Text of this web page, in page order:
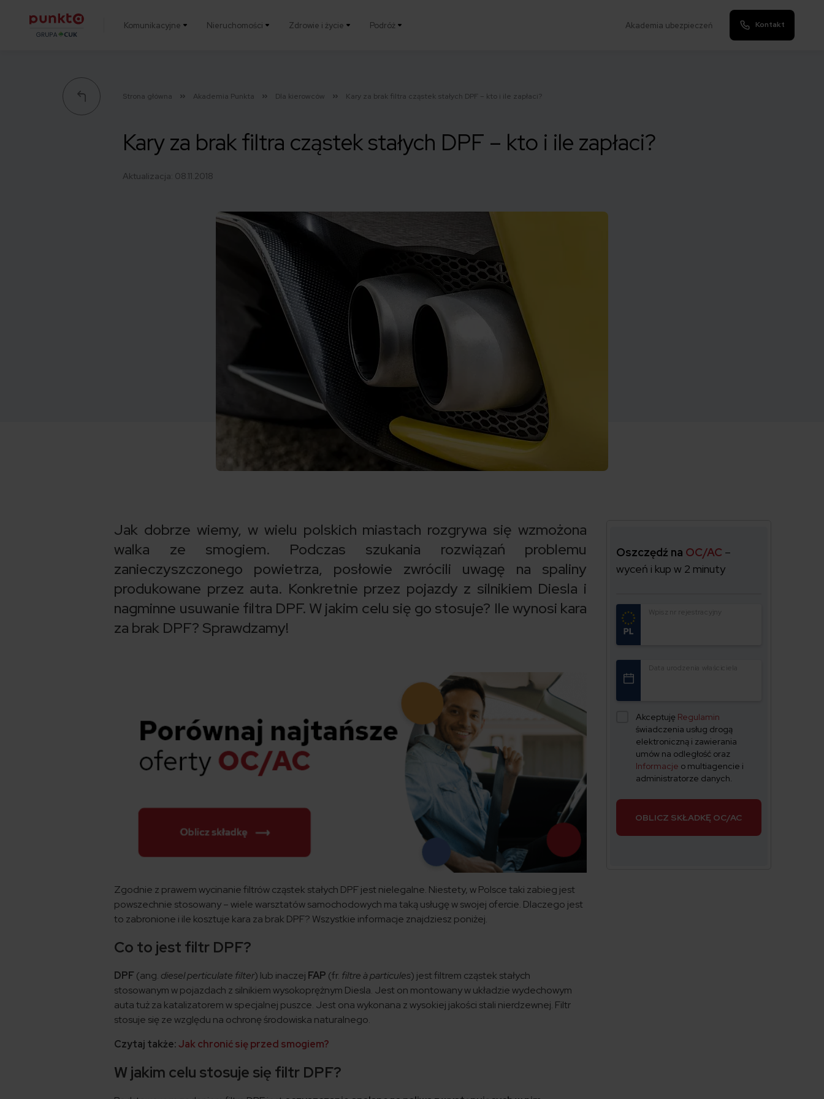
Komunikacyjne Nieruchomości Zdrowie i życie Podróż Akademia ubezpieczeń Kontakt
Strona główna Akademia Punkta Dla kierowców Kary za brak filtra cząstek stałych DPF – kto i ile zapłaci?
Kary za brak filtra cząstek stałych DPF – kto i ile zapłaci?
Aktualizacja: 08.11.2018
Jak dobrze wiemy, w wielu polskich miastach rozgrywa się wzmożona
walka ze smogiem. Podczas szukania rozwiązań problemu
zanieczyszczonego powietrza, posłowie zwrócili uwagę na spaliny
produkowane przez auta. Konkretnie przez pojazdy z silnikiem Diesla i
nagminne usuwanie filtra DPF. W jakim celu się go stosuje? Ile wynosi kara
za brak DPF? Sprawdzamy!
Zgodnie z prawem wycinanie filtrów cząstek stałych DPF jest nielegalne. Niestety, w Polsce taki zabieg jest
powszechnie stosowany – wiele warsztatów samochodowych ma taką usługę w swojej ofercie. Dlaczego jest
to zabronione i ile kosztuje kara za brak DPF? Wszystkie informacje znajdziesz poniżej.
Co to jest filtr DPF?
DPF(ang. diesel perticulate filter) lub inaczej FAP (fr. filtre à particules) jest filtrem cząstek stałych
stosowanym w pojazdach z silnikiem wysokoprężnym Diesla. Jest on montowany w układzie wydechowym
auta tuż za katalizatorem w specjalnej puszce. Jest ona wykonana z wysokiej jakości stali nierdzewnej. Filtr
stosuje się ze względu na ochronę środowiska naturalnego.
Czytaj także:Jak chronić się przed smogiem?
W jakim celu stosuje się filtr DPF?
Oszczędź na OC/AC –
wyceń i kup w 2 minuty
Wpisz nr rejestracyjny
Data urodzenia właściciela
Akceptuję Regulamin
świadczenia usług drogą
elektroniczną i zawierania
umów na odległość oraz
Informacje o multiagencie i
administratorze danych.
OBLICZ SKŁADKĘ OC/AC